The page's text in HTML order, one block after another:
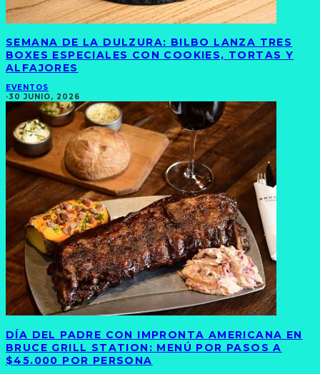
SEMANA DE LA DULZURA: BILBO LANZA TRES
BOXES ESPECIALES CON COOKIES, TORTAS Y
ALFAJORES
EVENTOS
·30 JUNIO, 2026
DÍA DEL PADRE CON IMPRONTA AMERICANA EN
BRUCE GRILL STATION: MENÚ POR PASOS A
$45.000 POR PERSONA